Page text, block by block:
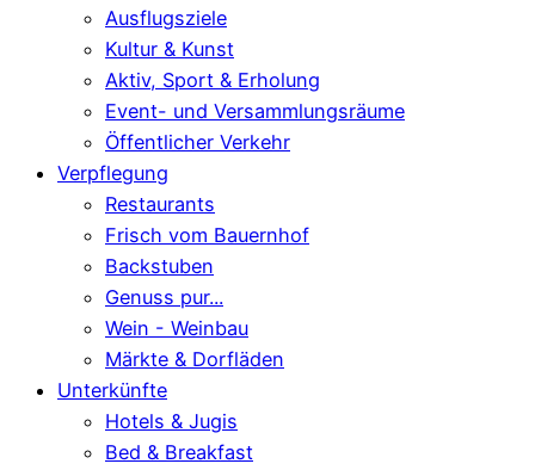
Ausflugsziele
Kultur & Kunst
Aktiv, Sport & Erholung
Event- und Versammlungsräume
Öffentlicher Verkehr
Verpflegung
Restaurants
Frisch vom Bauernhof
Backstuben
Genuss pur...
Wein - Weinbau
Märkte & Dorfläden
Unterkünfte
Hotels & Jugis
Bed & Breakfast